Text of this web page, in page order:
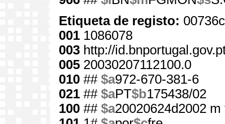
Etiqueta de registo:
001 1086078
003 http://
005 20030207112100.0
010 ## $a972-670-381-6
021 ## $aPT$b175438/02
100 ## $a20020624d2002